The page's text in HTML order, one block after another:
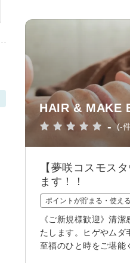
HAIR & MAKE
- (-
【夢咲コスモス
ます！！
ポイントが貯まる・使える
《ご新規様歓迎》清
たします。ヒゲやムダ
至福のひと時をご堪能